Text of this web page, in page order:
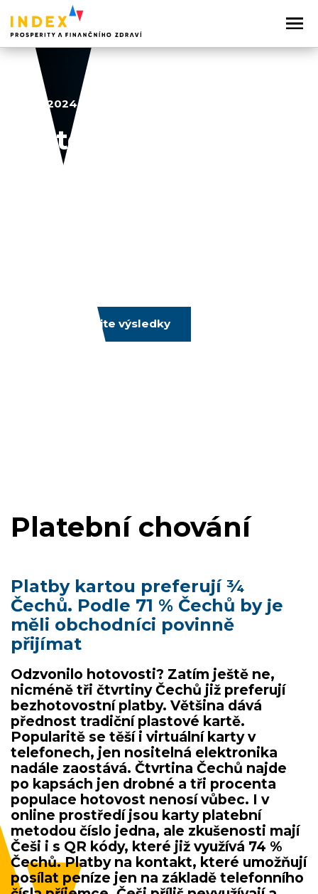
20. 11. 2024
Platební chování
Prozkoumejte výsledky
Platební chování
Platby kartou preferují ¾
Čechů. Podle 71 % Čechů by je
měli obchodníci povinně
přijímat
Odzvonilo hotovosti? Zatím ještě ne,
nicméně tři čtvrtiny Čechů již preferují
bezhotovostní platby. Většina dává
přednost tradiční plastové kartě.
Popularitě se těší i virtuální karty v
telefonech, jen nositelná elektronika
nadále zaostává. Čtvrtina Čechů najde
po kapsách jen drobné a tři procenta
populace hotovost nenosí vůbec. I v
online prostředí jsou karty platební
metodou číslo jedna, ale zkušenosti mají
Češi i s QR kódy, které již využívá 74 %
Čechů. Platby na kontakt, které umožňují
posílat peníze jen na základě telefonního